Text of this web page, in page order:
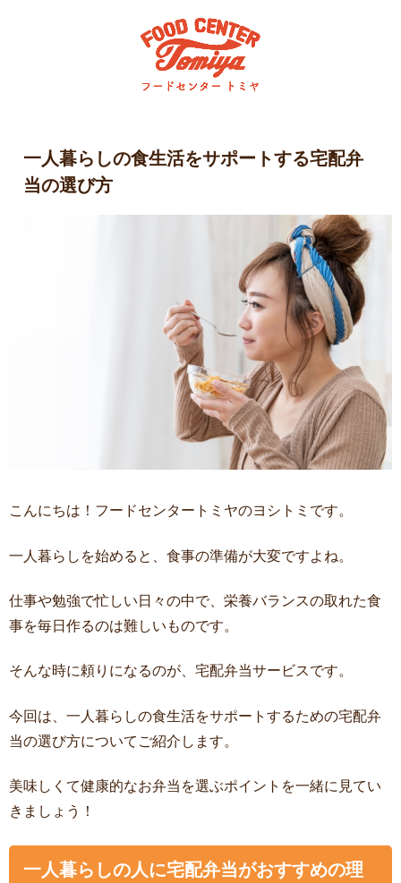
一人暮らしの食生活をサポートする宅配弁
当の選び方
こんにちは！フードセンタートミヤのヨシトミです。
一人暮らしを始めると、食事の準備が大変ですよね。
仕事や勉強で忙しい日々の中で、栄養バランスの取れた食
事を毎日作るのは難しいものです。
そんな時に頼りになるのが、宅配弁当サービスです。
今回は、一人暮らしの食生活をサポートするための宅配弁
当の選び方についてご紹介します。
美味しくて健康的なお弁当を選ぶポイントを一緒に見てい
きましょう！
一人暮らしの人に宅配弁当がおすすめの理